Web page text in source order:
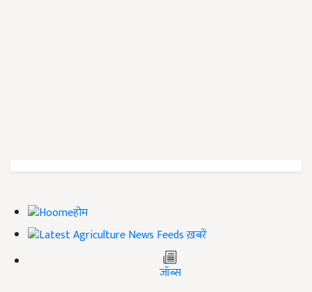
होम
ख़बरें
जॉब्स